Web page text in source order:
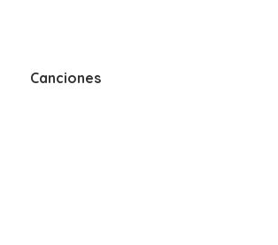
Canciones